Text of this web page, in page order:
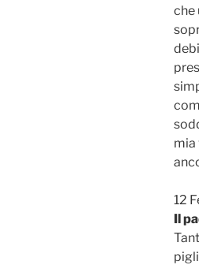
che
mia
12
Il